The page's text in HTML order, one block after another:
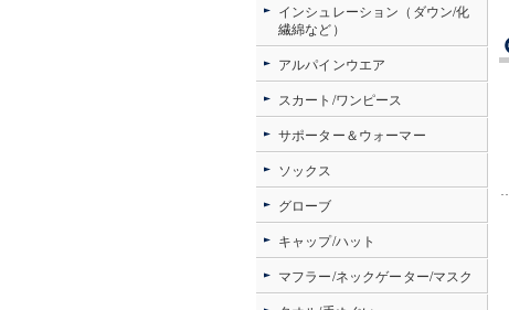
インシュレーション（ダウン/化
繊綿など）
アルパインウエア
スカート/ワンピース
サポーター＆ウォーマー
ソックス
グローブ
キャップ/ハット
マフラー/ネックゲーター/マスク